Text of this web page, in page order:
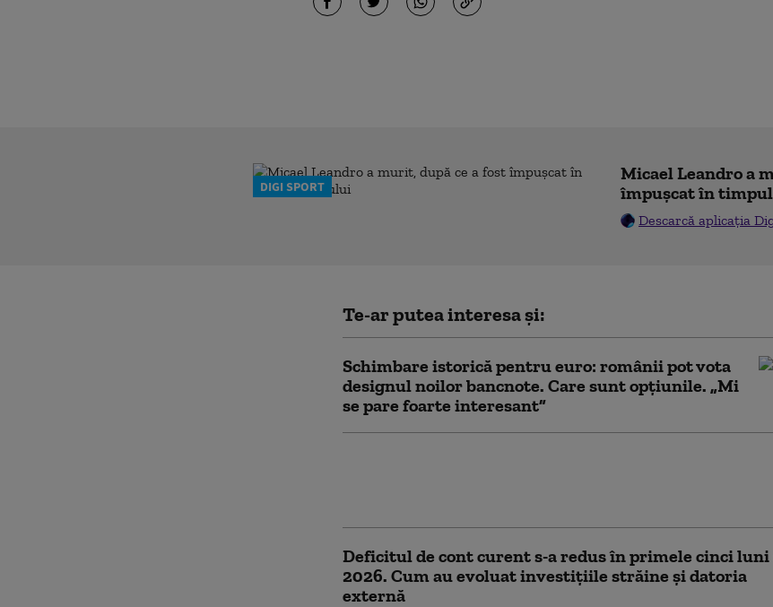
DIGI SPORT
Micael Leandro a
împușcat în
Descarcă aplicația
Te-ar putea interesa și:
Schimbare istorică pentru euro: românii pot vota
designul noilor bancnote. Care sunt opțiunile. „Mi
se pare foarte interesant”
Deficitul de cont curent s-a redus în primele cinci
2026. Cum au evoluat investițiile străine și datoria
externă